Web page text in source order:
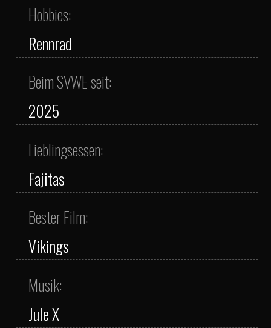
Hobbies:
Rennrad
Beim SVWE seit:
2025
Lieblingsessen:
Fajitas
Bester Film:
Vikings
Musik:
Jule X